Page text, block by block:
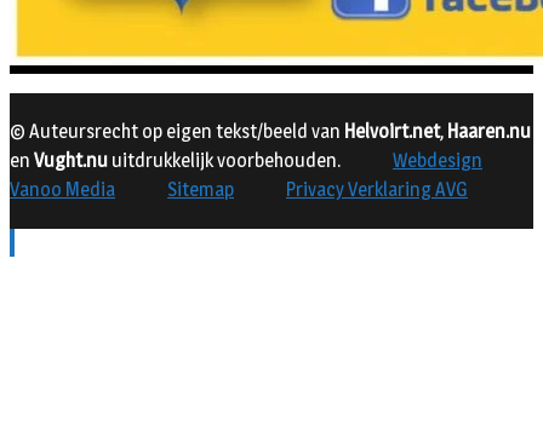
© Auteursrecht op eigen tekst/beeld van Helvoirt.net, Haaren.nu
en Vught.nu uitdrukkelijk voorbehouden.
Webdesign
Vanoo Media
Sitemap Privacy Verklaring AVG